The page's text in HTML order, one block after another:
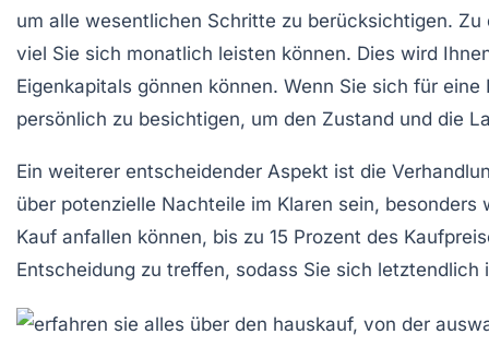
um alle wesentlichen Schritte zu berücksichtigen.
viel Sie sich monatlich leisten können. Dies wird
Eigenkapitals gönnen können. Wenn Sie sich für
persönlich zu besichtigen, um den Zustand und die
Ein weiterer entscheidender Aspekt ist die
über potenzielle Nachteile im Klaren sein,
Kauf anfallen können, bis zu 15 Prozent des
Entscheidung zu treffen, sodass Sie sich